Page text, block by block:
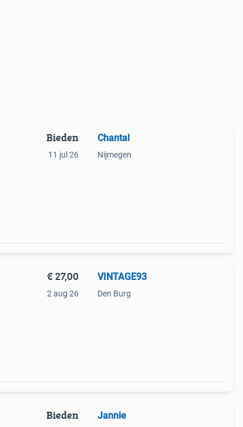
Bieden
11 jul 26
Chantal
Nijmegen
€ 27,00
2 aug 26
VINTAGE93
Den Burg
Bieden Jannie